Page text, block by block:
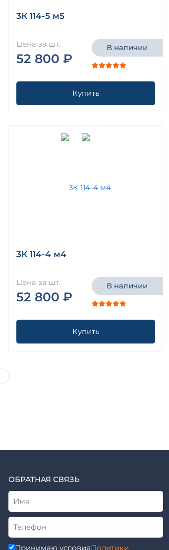
3К 114-5 м5
Цена за шт.
52 800 ₽
В наличии
Купить
3К 114-4 м4
Цена за шт.
52 800 ₽
В наличии
Купить
ОБРАТНАЯ СВЯЗЬ
Принимаю условияПолитики